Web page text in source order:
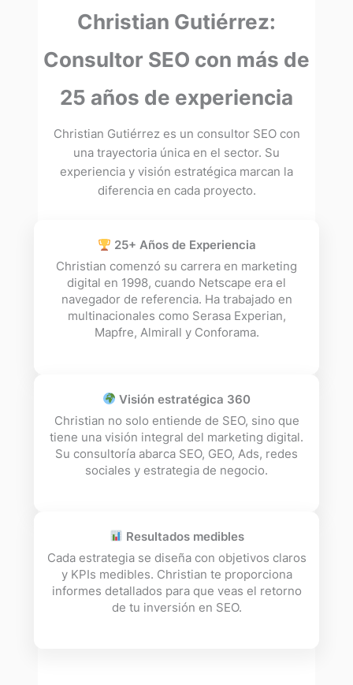
Christian Gutiérrez:
Consultor SEO con más de
25 años de experiencia
Christian Gutiérrez es un consultor SEO con
una trayectoria única en el sector. Su
experiencia y visión estratégica marcan la
diferencia en cada proyecto.
25+ Años de Experiencia
Christian comenzó su carrera en marketing
digital en 1998, cuando Netscape era el
navegador de referencia. Ha trabajado en
multinacionales como Serasa Experian,
Mapfre, Almirall y Conforama.
Visión estratégica 360
Christian no solo entiende de SEO, sino que
tiene una visión integral del marketing digital.
Su consultoría abarca SEO, GEO, Ads, redes
sociales y estrategia de negocio.
Resultados medibles
Cada estrategia se diseña con objetivos claros
y KPIs medibles. Christian te proporciona
informes detallados para que veas el retorno
de tu inversión en SEO.